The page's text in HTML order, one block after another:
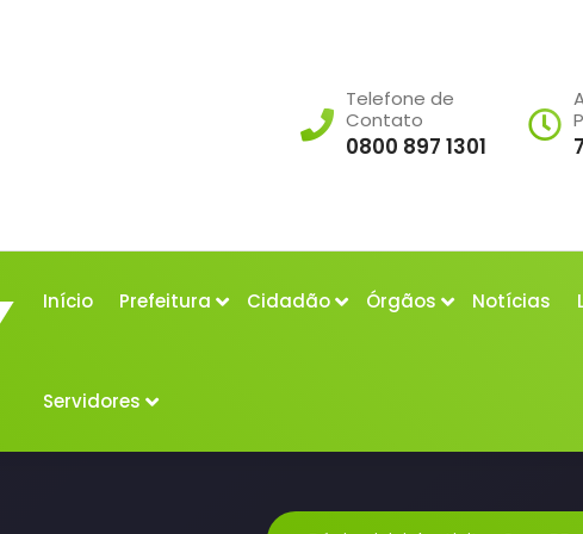
Telefone de
Contato
0800 897 1301
Início Prefeitura Cidadão Órgãos Notícias
Servidores